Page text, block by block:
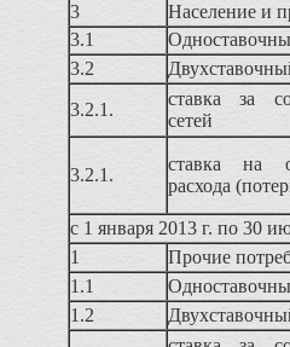
3
Население и
3.1
3.2
3.2.1.
ставка за
сетей
3.2.1.
ставка на
расхода
с 1 января 2013 г. по 30
1
Прочие
1.1
1.2